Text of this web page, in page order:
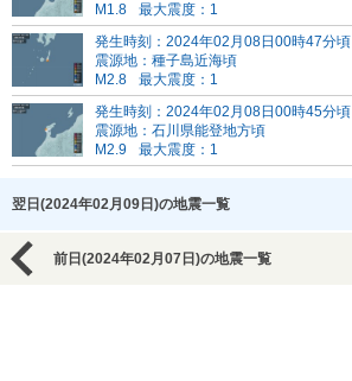
M1.8
最大震度：1
発生時刻：2024年02月08日00時47分頃
震源地：種子島近海頃
M2.8
最大震度：1
発生時刻：2024年02月08日00時45分頃
震源地：石川県能登地方頃
M2.9
最大震度：1
翌日(2024年02月09日)の地震一覧
前日(2024年02月07日)の地震一覧